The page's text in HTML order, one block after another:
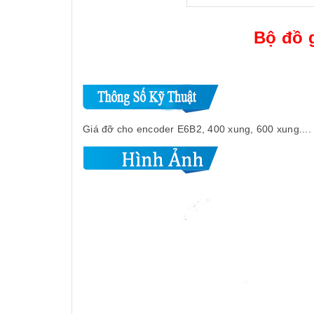
Bộ đồ
Giá đỡ cho encoder E6B2, 400 xung, 600 xung....